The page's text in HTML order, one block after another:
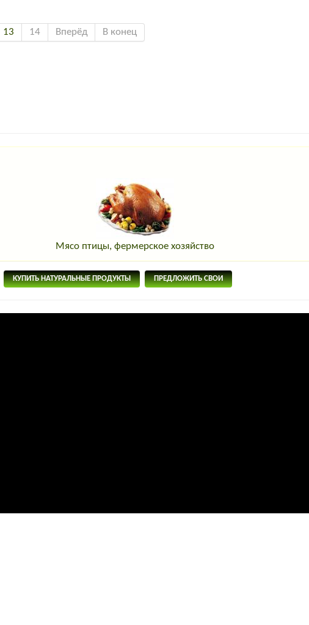
13 14 Вперёд В конец
Мясо птицы, фермерское хозяйство
КУПИТЬ НАТУРАЛЬНЫЕ ПРОДУКТЫ ПРЕДЛОЖИТЬ СВОИ